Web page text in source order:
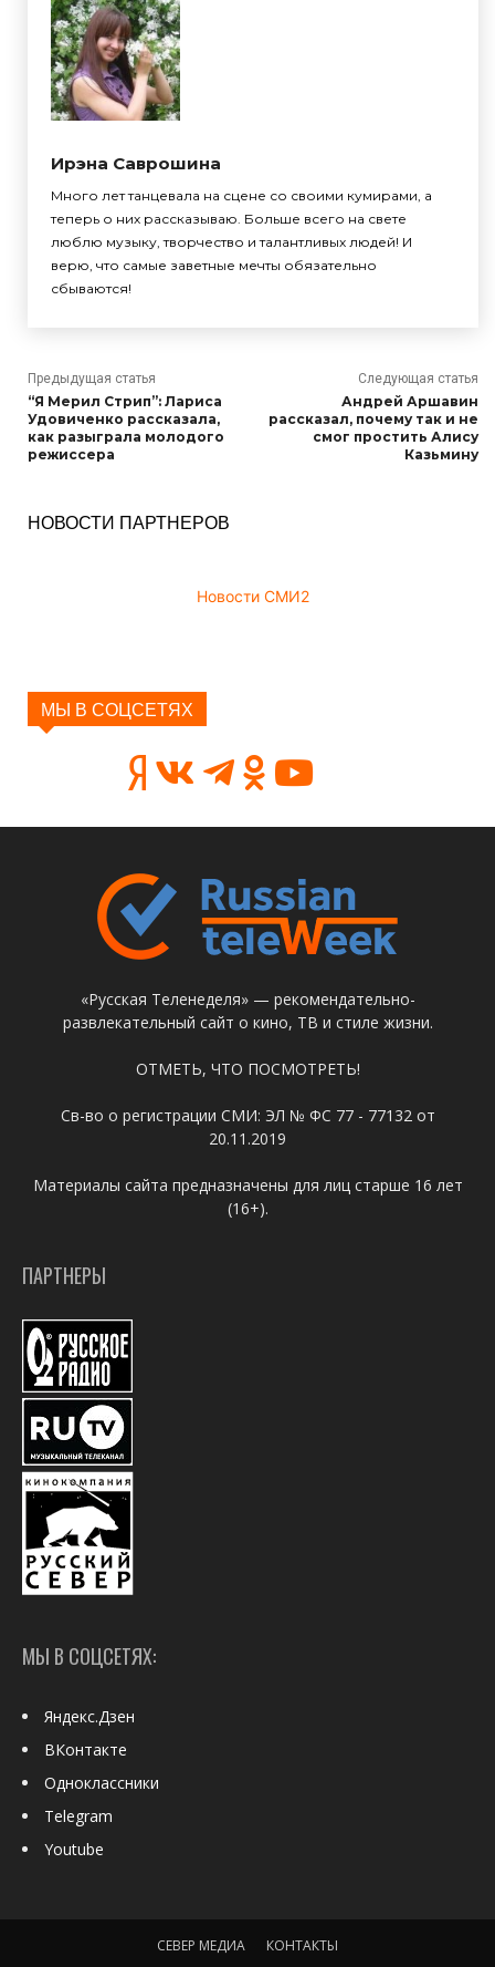
Ирэна Саврошина
Много лет танцевала на сцене со своими кумирами, а
теперь о них рассказываю. Больше всего на свете
люблю музыку, творчество и талантливых людей! И
верю, что самые заветные мечты обязательно
сбываются!
Предыдущая статья
“Я Мерил Стрип”: Лариса
Удовиченко рассказала,
как разыграла молодого
режиссера
Следующая статья
Андрей Аршавин
рассказал, почему так и не
смог простить Алису
Казьмину
НОВОСТИ ПАРТНЕРОВ
Новости СМИ2
МЫ В СОЦСЕТЯХ
«Русская Теленеделя» — рекомендательно-
развлекательный сайт о кино, ТВ и стиле жизни.
ОТМЕТЬ, ЧТО ПОСМОТРЕТЬ!
Св-во о регистрации СМИ: ЭЛ № ФС 77 - 77132 от
20.11.2019
Материалы сайта предназначены для лиц старше 16 лет
(16+).
ПАРТНЕРЫ
МЫ В СОЦСЕТЯХ:
Яндекс.Дзен
ВКонтакте
Одноклассники
Telegram
Youtube
СЕВЕР МЕДИА КОНТАКТЫ